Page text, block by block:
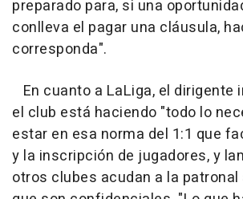
preparado para, si una
conlleva el pagar una cláusula,
corresponda".
En cuanto a LaLiga, el dirigente
el club está haciendo "todo lo
estar en esa norma del 1:1 que
y la inscripción de jugadores, y
otros clubes acudan a la